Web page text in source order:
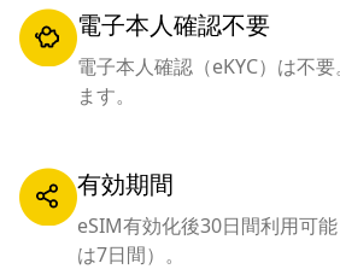
電子本人確認不要
電子本人確認（eKYC）は不
ます。
有効期間
eSIM有効化後30日間利用可
は7日間）。